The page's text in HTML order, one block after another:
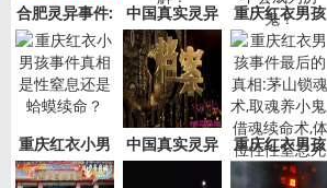
合肥灵异事件:
新加坡
中国真实灵异
事件盘
重庆红衣男孩
事件是
重庆红衣小男
孩事件
中国真实灵异
重庆红衣男孩
事件最